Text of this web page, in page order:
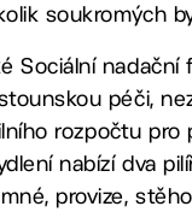
soukromých
Sociální
péči,
rozpočtu
nabízí dva
provize,